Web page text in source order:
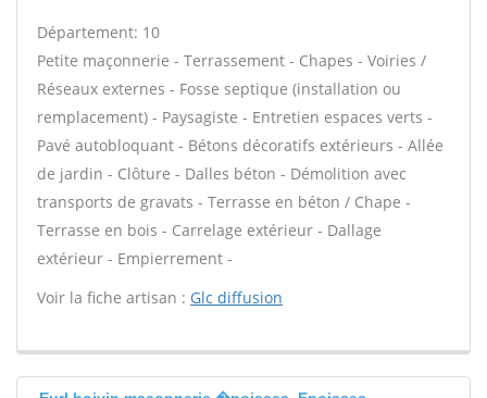
Département: 10
Petite maçonnerie - Terrassement - Chapes - Voiries /
Réseaux externes - Fosse septique (installation ou
remplacement) - Paysagiste - Entretien espaces verts -
Pavé autobloquant - Bétons décoratifs extérieurs - Allée
de jardin - Clôture - Dalles béton - Démolition avec
transports de gravats - Terrasse en béton / Chape -
Terrasse en bois - Carrelage extérieur - Dallage
extérieur - Empierrement -
Voir la fiche artisan : Glc diffusion